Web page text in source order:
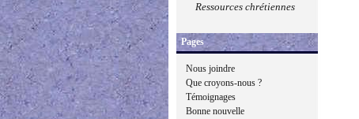
Ressources chrétiennes
Pages
Nous joindre
Que croyons-nous ?
Témoignages
Bonne nouvelle